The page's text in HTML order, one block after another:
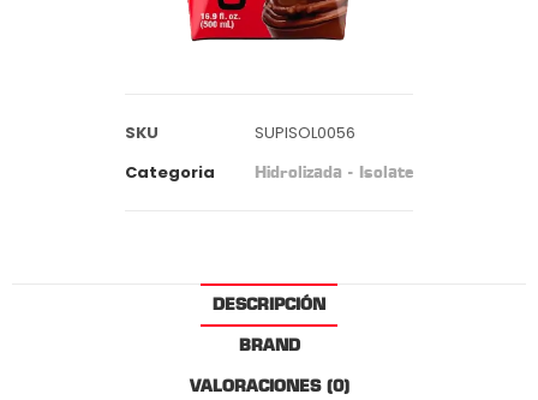
SKU
SUPISOL0056
Categoria
Hidrolizada - Isolate
DESCRIPCIÓN
BRAND
VALORACIONES (0)